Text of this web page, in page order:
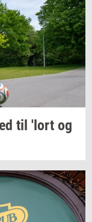
til 'lort og